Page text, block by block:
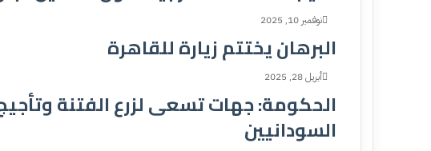
نوفمبر 10, 2025
البرهان يختتم زيارة للقاهرة
أبريل 28, 2025
‏الحكومة: جهات تسعى لزرع الفتنة
السودانيين